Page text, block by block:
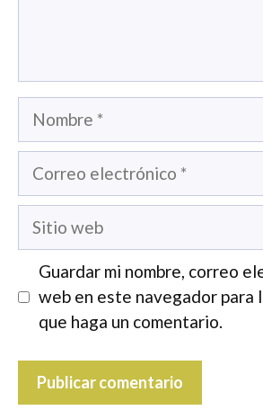
Nombre
Correo
Sitio
Guardar mi nombre, correo
web en este navegador para
que haga un comentario.